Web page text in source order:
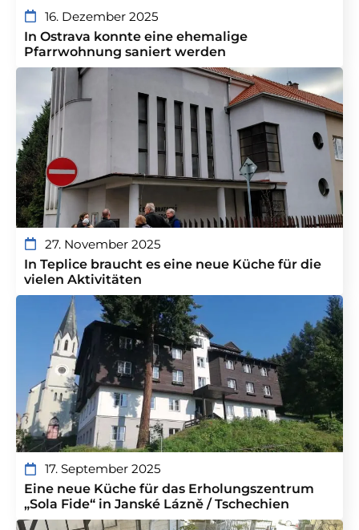
16. Dezember 2025
In Ostrava konnte eine ehemalige
Pfarrwohnung saniert werden
27. November 2025
In Teplice braucht es eine neue Küche für die
vielen Aktivitäten
17. September 2025
Eine neue Küche für das Erholungszentrum
„Sola Fide“ in Janské Lázně / Tschechien